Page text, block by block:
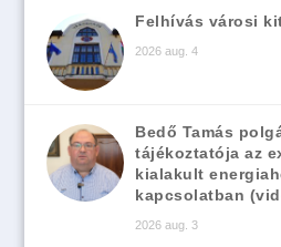
Felhívás városi
2026 aug. 4
Bedő Tamás
tájékoztatója az
kialakult
kapcsolatban
2026 aug. 3